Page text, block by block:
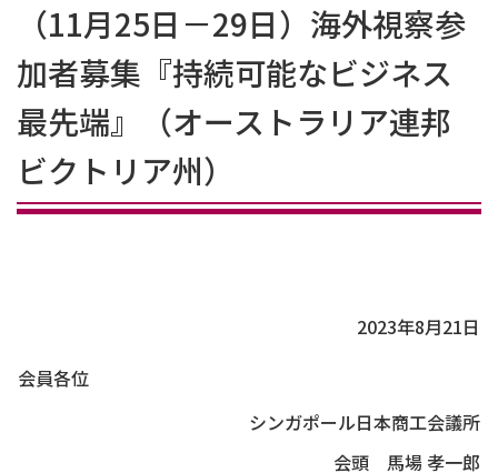
（11月25日－29日）海外視察参
加者募集『持続可能なビジネス
最先端』（オーストラリア連邦
ビクトリア州）
2023年8月21日
会員各位
シンガポール日本商工会議所
会頭 馬場 孝一郎